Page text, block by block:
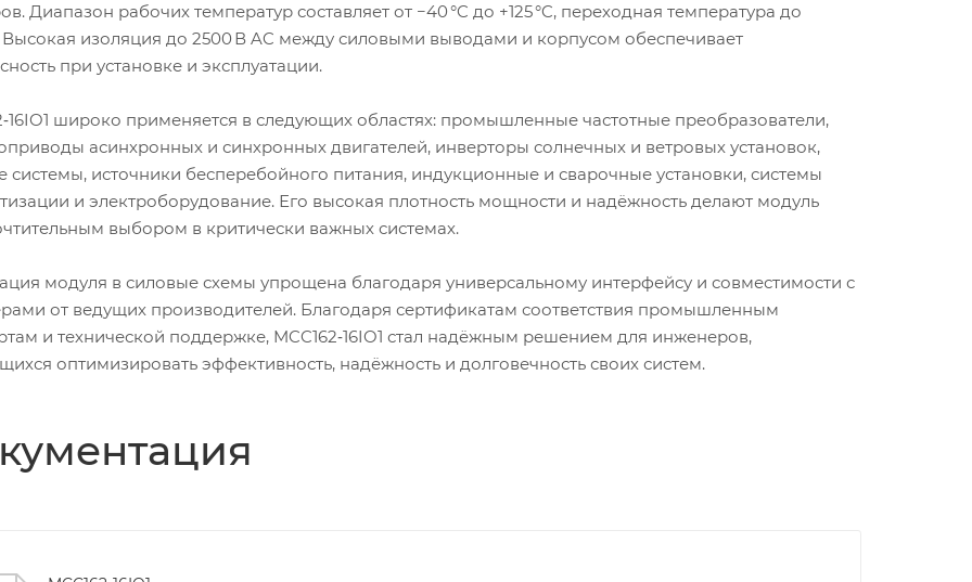
Диапазон рабочих температур составляет от −40 °C до +125 °C, переходная температура до
Высокая изоляция до 2500 В AC между силовыми выводами и корпусом обеспечивает
при установке и эксплуатации.
широко применяется в следующих областях: промышленные частотные преобразователи,
асинхронных и синхронных двигателей, инверторы солнечных и ветровых установок,
системы, источники бесперебойного питания, индукционные и сварочные установки, системы
и электроборудование. Его высокая плотность мощности и надёжность делают модуль
выбором в критически важных системах.
модуля в силовые схемы упрощена благодаря универсальному интерфейсу и совместимости с
от ведущих производителей. Благодаря сертификатам соответствия промышленным
и технической поддержке, MCC162‑16IO1 стал надёжным решением для инженеров,
оптимизировать эффективность, надёжность и долговечность своих систем.